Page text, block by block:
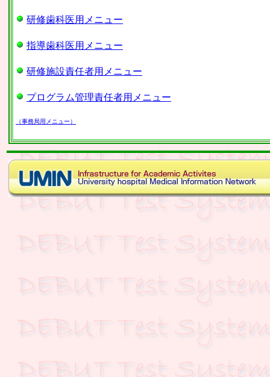
研修歯科医用メニュー
指導歯科医用メニュー
研修施設責任者用メニュー
プログラム管理責任者用メニュー
（事務局用メニュー）